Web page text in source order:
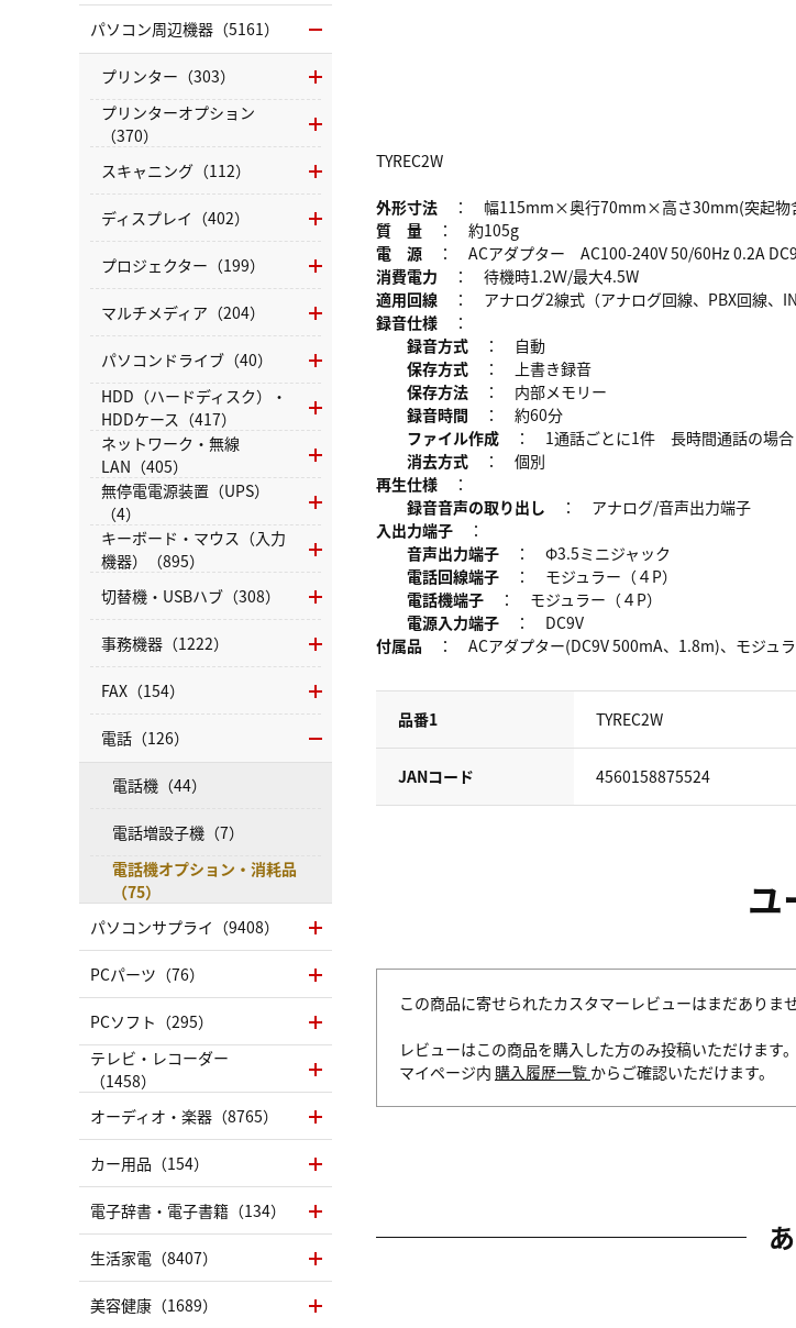
TYREC2W
外形寸法 ： 幅115mm×奥行70mm×高さ30mm(突起物
質 量 ： 約105g
電 源 ： ACアダプター AC100-240V 50/60Hz 0.2A
消費電力 ： 待機時1.2Ｗ/最大4.5W
適用回線 ： アナログ2線式（アナログ回線、PBX回線、
録音仕様 ：
録音方式 ： 自動
保存方式 ： 上書き録音
保存方法 ： 内部メモリー
録音時間 ： 約60分
ファイル作成 ： 1通話ごとに1件 長時間通話の場合
消去方式 ： 個別
再生仕様 ：
録音音声の取り出し ： アナログ/音声出力端子
入出力端子 ：
音声出力端子 ： Φ3.5ミニジャック
電話回線端子 ： モジュラー（４P）
電話機端子 ： モジュラー（４P）
電源入力端子 ： DC9V
付属品 ： ACアダプター(DC9V 500mA、1.8m)、モジュ
品番1 TYREC2W
JANコード 4560158875524
ユ
この商品に寄せられたカスタマーレビューはまだありませ
レビューはこの商品を購入した方のみ投稿いただけます
マイページ内 購入履歴一覧 からご確認いただけます。
パソコン周辺機器（5161）
プリンター（303）
プリンターオプション
（370）
スキャニング（112）
ディスプレイ（402）
プロジェクター（199）
マルチメディア（204）
パソコンドライブ（40）
HDD（ハードディスク）・
HDDケース（417）
ネットワーク・無線
LAN（405）
無停電電源装置（UPS）
（4）
キーボード・マウス（入力
機器）（895）
切替機・USBハブ（308）
事務機器（1222）
FAX（154）
電話（126）
電話機（44）
電話増設子機（7）
電話機オプション・消耗品
（75）
パソコンサプライ（9408）
PCパーツ（76）
PCソフト（295）
テレビ・レコーダー
（1458）
オーディオ・楽器（8765）
カー用品（154）
電子辞書・電子書籍（134）
生活家電（8407）
美容健康（1689）